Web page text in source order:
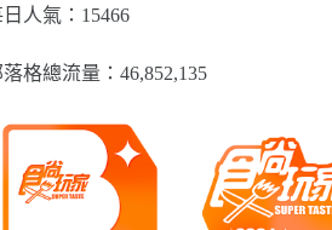
人氣：15466
格總流量：​46,852,135